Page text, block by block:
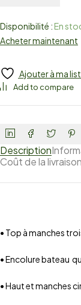
Disponibilité :En
Acheter maintenant
Ajouter à ma
Add to compare
Description
Coût de la livraison
• Top à manches
• Encolure bateau
• Haut et manches